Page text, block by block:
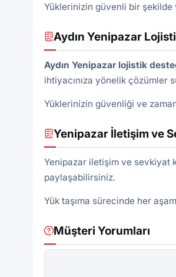
Yüklerinizin güvenli bir şekilde
Aydın Yenipazar
Aydın Yenipazar lojistik
ihtiyacınıza yönelik çözümler
Yüklerinizin güvenliği ve
Yenipazar İletişim ve
Yenipazar iletişim ve sevkiyat
paylaşabilirsiniz.
Yük taşıma sürecinde her
Müşteri Yorumları